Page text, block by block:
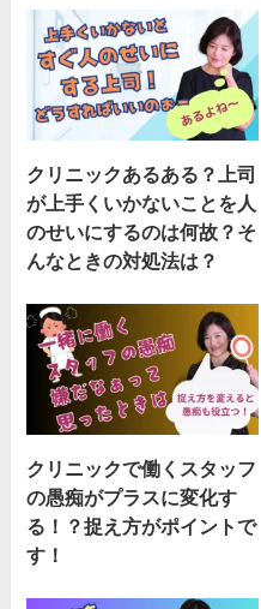
クリニックあるある？上司
が上手くいかないことを人
のせいにするのは何故？そ
んなときの対処法は？
クリニックで働くスタッフ
の愚痴がプラスに変化す
る！？捉え方がポイントで
す！